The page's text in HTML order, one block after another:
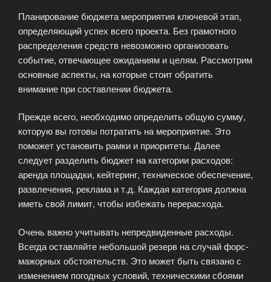
Планирование бюджета мероприятия ключевой этап,
определяющий успех всего проекта. Без грамотного
распределения средств невозможно организовать
событие, отвечающее ожиданиям и целям. Рассмотрим
основные аспекты, на которые стоит обратить
внимание при составлении бюджета.
Прежде всего, необходимо определить общую сумму,
которую вы готовы потратить на мероприятие. Это
поможет установить рамки и приоритеты. Далее
следует разделить бюджет на категории расходов:
аренда площадки, кейтеринг, техническое обеспечение,
развлечения, реклама и т.д. Каждая категория должна
иметь свой лимит, чтобы избежать перерасхода.
Очень важно учитывать непредвиденные расходы.
Всегда оставляйте небольшой резерв на случай форс-
мажорных обстоятельств. Это может быть связано с
изменением погодных условий, техническими сбоями